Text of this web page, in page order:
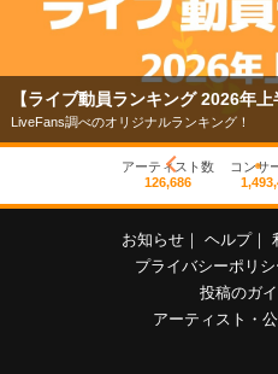
【ライブ動員ランキング 2026年上
LiveFans調べのオリジナルランキング！
アーティスト数
126,686
コンサ
お知らせ ヘルプ
プライバシーポリシ
投稿のガ
アーティスト・